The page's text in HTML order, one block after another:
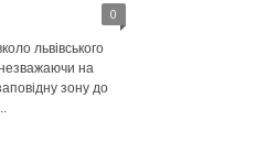
0
львівського
на
зону до